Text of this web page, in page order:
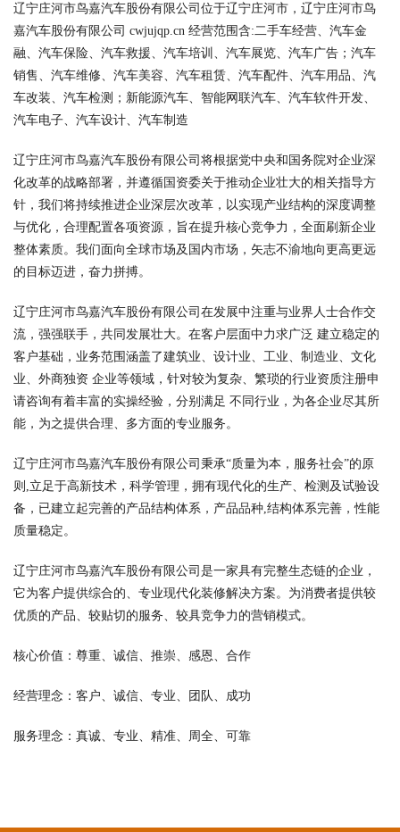
辽宁庄河市鸟嘉汽车股份有限公司位于辽宁庄河市，辽宁庄河市鸟
嘉汽车股份有限公司 cwjujqp.cn 经营范围含:二手车经营、汽车金
融、汽车保险、汽车救援、汽车培训、汽车展览、汽车广告；汽车
销售、汽车维修、汽车美容、汽车租赁、汽车配件、汽车用品、汽
车改装、汽车检测；新能源汽车、智能网联汽车、汽车软件开发、
汽车电子、汽车设计、汽车制造
辽宁庄河市鸟嘉汽车股份有限公司将根据党中央和国务院对企业深
化改革的战略部署，并遵循国资委关于推动企业壮大的相关指导方
针，我们将持续推进企业深层次改革，以实现产业结构的深度调整
与优化，合理配置各项资源，旨在提升核心竞争力，全面刷新企业
整体素质。我们面向全球市场及国内市场，矢志不渝地向更高更远
的目标迈进，奋力拼搏。
辽宁庄河市鸟嘉汽车股份有限公司在发展中注重与业界人士合作交
流，强强联手，共同发展壮大。在客户层面中力求广泛 建立稳定的
客户基础，业务范围涵盖了建筑业、设计业、工业、制造业、文化
业、外商独资 企业等领域，针对较为复杂、繁琐的行业资质注册申
请咨询有着丰富的实操经验，分别满足 不同行业，为各企业尽其所
能，为之提供合理、多方面的专业服务。
辽宁庄河市鸟嘉汽车股份有限公司秉承“质量为本，服务社会”的原
则,立足于高新技术，科学管理，拥有现代化的生产、检测及试验设
备，已建立起完善的产品结构体系，产品品种,结构体系完善，性能
质量稳定。
辽宁庄河市鸟嘉汽车股份有限公司是一家具有完整生态链的企业，
它为客户提供综合的、专业现代化装修解决方案。为消费者提供较
优质的产品、较贴切的服务、较具竞争力的营销模式。
核心价值：尊重、诚信、推崇、感恩、合作
经营理念：客户、诚信、专业、团队、成功
服务理念：真诚、专业、精准、周全、可靠